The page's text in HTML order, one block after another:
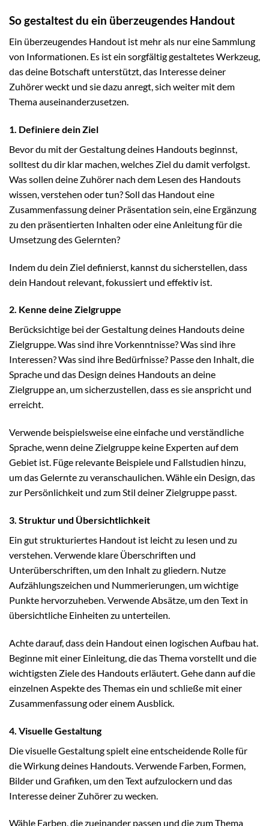
So gestaltest du ein überzeugendes Handout
Ein überzeugendes Handout ist mehr als nur eine Sammlung
von Informationen. Es ist ein sorgfältig gestaltetes Werkzeug,
das deine Botschaft unterstützt, das Interesse deiner
Zuhörer weckt und sie dazu anregt, sich weiter mit dem
Thema auseinanderzusetzen.
1. Definiere dein Ziel
Bevor du mit der Gestaltung deines Handouts beginnst,
solltest du dir klar machen, welches Ziel du damit verfolgst.
Was sollen deine Zuhörer nach dem Lesen des Handouts
wissen, verstehen oder tun? Soll das Handout eine
Zusammenfassung deiner Präsentation sein, eine Ergänzung
zu den präsentierten Inhalten oder eine Anleitung für die
Umsetzung des Gelernten?
Indem du dein Ziel definierst, kannst du sicherstellen, dass
dein Handout relevant, fokussiert und effektiv ist.
2. Kenne deine Zielgruppe
Berücksichtige bei der Gestaltung deines Handouts deine
Zielgruppe. Was sind ihre Vorkenntnisse? Was sind ihre
Interessen? Was sind ihre Bedürfnisse? Passe den Inhalt, die
Sprache und das Design deines Handouts an deine
Zielgruppe an, um sicherzustellen, dass es sie anspricht und
erreicht.
Verwende beispielsweise eine einfache und verständliche
Sprache, wenn deine Zielgruppe keine Experten auf dem
Gebiet ist. Füge relevante Beispiele und Fallstudien hinzu,
um das Gelernte zu veranschaulichen. Wähle ein Design, das
zur Persönlichkeit und zum Stil deiner Zielgruppe passt.
3. Struktur und Übersichtlichkeit
Ein gut strukturiertes Handout ist leicht zu lesen und zu
verstehen. Verwende klare Überschriften und
Unterüberschriften, um den Inhalt zu gliedern. Nutze
Aufzählungszeichen und Nummerierungen, um wichtige
Punkte hervorzuheben. Verwende Absätze, um den Text in
übersichtliche Einheiten zu unterteilen.
Achte darauf, dass dein Handout einen logischen Aufbau hat.
Beginne mit einer Einleitung, die das Thema vorstellt und die
wichtigsten Ziele des Handouts erläutert. Gehe dann auf die
einzelnen Aspekte des Themas ein und schließe mit einer
Zusammenfassung oder einem Ausblick.
4. Visuelle Gestaltung
Die visuelle Gestaltung spielt eine entscheidende Rolle für
die Wirkung deines Handouts. Verwende Farben, Formen,
Bilder und Grafiken, um den Text aufzulockern und das
Interesse deiner Zuhörer zu wecken.
Wähle Farben, die zueinander passen und die zum Thema